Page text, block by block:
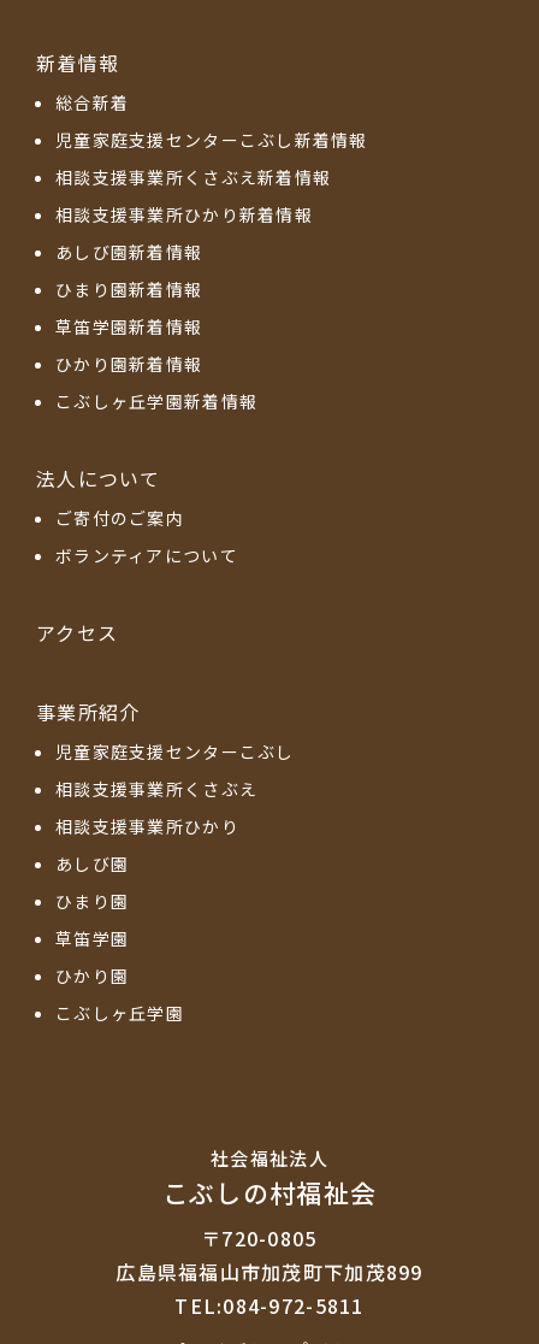
新着情報
総合新着
児童家庭支援センターこぶし新着情報
相談支援事業所くさぶえ新着情報
相談支援事業所ひかり新着情報
あしび園新着情報
ひまり園新着情報
草笛学園新着情報
ひかり園新着情報
こぶしヶ丘学園新着情報
法人について
ご寄付のご案内
ボランティアについて
アクセス
事業所紹介
児童家庭支援センターこぶし
相談支援事業所くさぶえ
相談支援事業所ひかり
あしび園
ひまり園
草笛学園
ひかり園
こぶしヶ丘学園
社会福祉法⼈
こぶしの村福祉会
〒720-0805
広島県福福山市加茂町下加茂899
TEL:084-972-5811